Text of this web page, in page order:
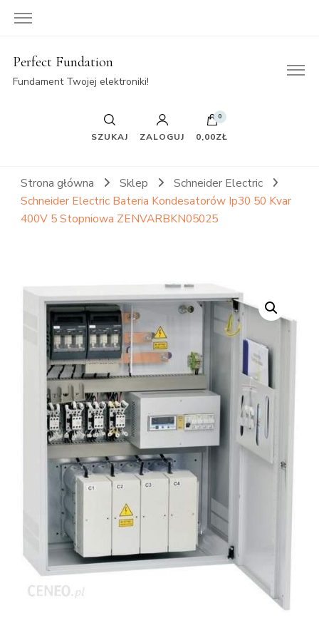
Perfect Fundation
Fundament Twojej elektroniki!
SZUKAJ ZALOGUJ
0
0,00ZŁ
Strona główna Sklep
Schneider Electric
Schneider Electric Bateria Kondesatorów Ip30 50 Kvar
400V 5 Stopniowa ZENVARBKN05025